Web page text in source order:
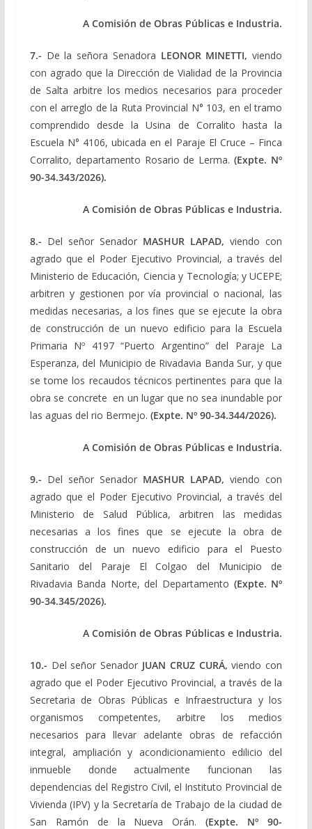
A Comisión de Obras Públicas e Industria.
7.- De la señora Senadora LEONOR MINETTI,viendo
con agrado que la Dirección de Vialidad de la Provincia
de Salta arbitre los medios necesarios para proceder
con el arreglo de la Ruta Provincial N° 103, en el tramo
comprendido desde la Usina de Corralito hasta la
Escuela N° 4106, ubicada en el Paraje El Cruce – Finca
Corralito, departamento Rosario de Lerma.(Expte. Nº
90-34.343/2026).
A Comisión de Obras Públicas e Industria.
8.- Del señor Senador MASHUR LAPAD,viendo con
agrado que el Poder Ejecutivo Provincial, a través del
Ministerio de Educación, Ciencia y Tecnología; y UCEPE;
arbitren y gestionen por vía provincial o nacional, las
medidas necesarias, a los fines que se ejecute la obra
de construcción de un nuevo edificio para la Escuela
Primaria Nº 4197 “Puerto Argentino” del Paraje La
Esperanza, del Municipio de Rivadavia Banda Sur, y que
se tome los recaudos técnicos pertinentes para que la
obra se concrete en un lugar que no sea inundable por
las aguas del rio Bermejo. (Expte. Nº 90-34.344/2026).
A Comisión de Obras Públicas e Industria.
9.- Del señor Senador MASHUR LAPAD,viendo con
agrado que el Poder Ejecutivo Provincial, a través del
Ministerio de Salud Pública, arbitren las medidas
necesarias a los fines que se ejecute la obra de
construcción de un nuevo edificio para el Puesto
Sanitario del Paraje El Colgao del Municipio de
Rivadavia Banda Norte, del Departamento (Expte. Nº
90-34.345/2026).
A Comisión de Obras Públicas e Industria.
10.- Del señor Senador JUAN CRUZ CURÁ,viendo con
agrado que el Poder Ejecutivo Provincial, a través de la
Secretaria de Obras Públicas e Infraestructura y los
organismos competentes, arbitre los medios
necesarios para llevar adelante obras de refacción
integral, ampliación y acondicionamiento edilicio del
inmueble donde actualmente funcionan las
dependencias del Registro Civil, el Instituto Provincial de
Vivienda (IPV) y la Secretaría de Trabajo de la ciudad de
San Ramón de la Nueva Orán.(Expte. Nº 90-